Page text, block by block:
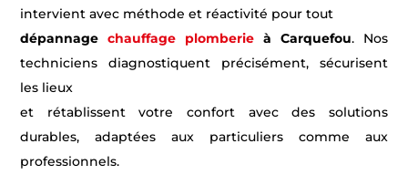
intervient avec méthode et réactivité pour tout
dépannagechauffage plomberie à Carquefou. Nos
techniciens diagnostiquent précisément, sécurisent
les lieux
et rétablissent votre confort avec des solutions
durables, adaptées aux particuliers comme aux
professionnels.